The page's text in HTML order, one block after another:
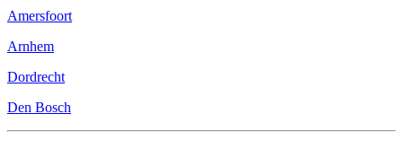
Amersfoort
Arnhem
Dordrecht
Den Bosch